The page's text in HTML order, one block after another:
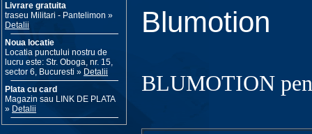
Livrare gratuita
traseu Militari - Pantelimon »
Detalii
Noua locatie
Locatia punctului nostru de
lucru este: Str. Oboga, nr. 15,
sector 6, Bucuresti » Detalii
Plata cu card
Magazin sau LINK DE PLATA
» Detalii
Blumotion
BLUMOTION